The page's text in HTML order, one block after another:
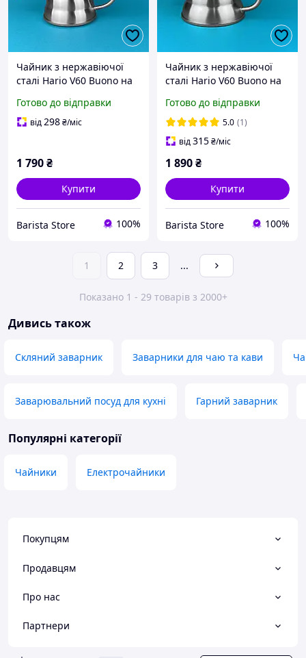
Чайник з нержавіючої
сталі Hario V60 Buono на
Готово до відправки
від298₴/міс
1 790₴
Купити
Barista Store 100%
Чайник з нержавіючої
сталі Hario V60 Buono на
Готово до відправки
5.0 (1)
від315₴/міс
1 890₴
Купити
Barista Store 100%
1 2 3 ...
Показано 1 - 29 товарів з 2000+
Дивись також
Скляний заварник Заварники для чаю та кави
Заварювальний посуд для кухні Гарний заварник
Популярні категорії
Чайники Електрочайники
Покупцям
Продавцям
Про нас
Партнери